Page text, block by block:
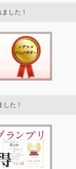
した！
た！